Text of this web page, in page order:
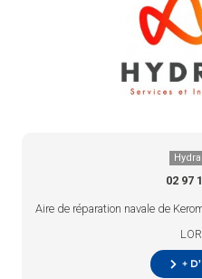
02 97
Aire de réparation navale de
+